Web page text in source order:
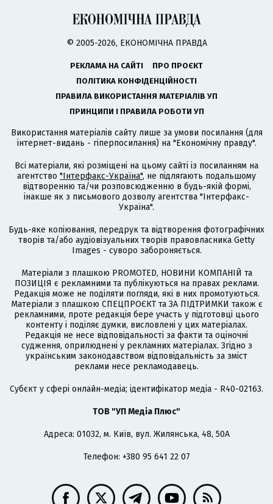
© 2005-2026, ЕКОНОМІЧНА ПРАВДА
РЕКЛАМА НА САЙТІ
ПРО ПРОЄКТ
ПОЛІТИКА КОНФІДЕНЦІЙНОСТІ
ПРАВИЛА ВИКОРИСТАННЯ МАТЕРІАЛІВ УП
ПРИНЦИПИ І ПРАВИЛА РОБОТИ УП
Використання матеріалів сайту лише за умови посилання (для
інтернет-видань - гіперпосилання) на "Економічну правду".
Всі матеріали, які розміщені на цьому сайті із посиланням на
агентство "Інтерфакс-Україна", не підлягають подальшому
відтворенню та/чи розповсюдженню в будь-якій формі,
інакше як з письмового дозволу агентства "Інтерфакс-
Україна".
Будь-яке копіювання, передрук та відтворення фотографічних
творів та/або аудіовізуальних творів правовласника Getty
Images - суворо забороняється.
Матеріали з плашкою PROMOTED, НОВИНИ КОМПАНІЙ та
ПОЗИЦІЯ є рекламними та публікуються на правах реклами.
Редакція може не поділяти погляди, які в них промотуються.
Матеріали з плашкою СПЕЦПРОЄКТ та ЗА ПІДТРИМКИ також є
рекламними, проте редакція бере участь у підготовці цього
контенту і поділяє думки, висловлені у цих матеріалах.
Редакція не несе відповідальності за факти та оціночні
судження, оприлюднені у рекламних матеріалах. Згідно з
українським законодавством відповідальність за зміст
реклами несе рекламодавець.
Cубєкт у сфері онлайн-медіа; ідентифікатор медіа - R40-02163.
ТОВ "УП Медіа Плюс"
Адреса: 01032, м. Київ, вул. Жилянська, 48, 50А
Телефон: +380 95 641 22 07